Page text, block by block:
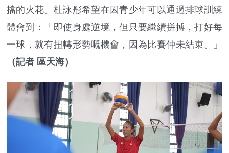
擋的火花。杜詠彤希望在囚青少年可以通過排球訓練
體會到：「即使身處逆境，但只要繼續拼搏，打好每
一球，就有扭轉形勢嘅機會，因為比賽仲未結束。」
（記者 區天海）